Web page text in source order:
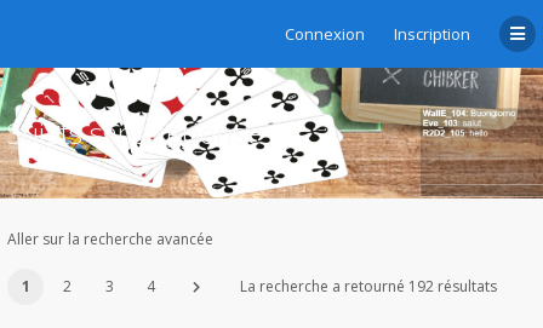
Connexion Inscription
Sujets sans réponse
Aller sur la recherche avancée
1 2 3 4 La recherche a retourné 192 résultats